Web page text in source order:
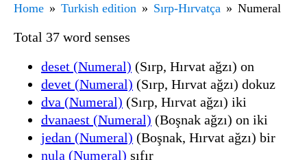
Home Turkish edition Sırp-Hırvatça Numeral
Total 37 word senses
deset (Numeral) (Sırp, Hırvat ağzı) on
devet (Numeral) (Sırp, Hırvat ağzı) dokuz
dva (Numeral) (Sırp, Hırvat ağzı) iki
dvanaest (Numeral) (Boşnak ağzı) on iki
jedan (Numeral) (Boşnak, Hırvat ağzı) bir
nula (Numeral) sıfır